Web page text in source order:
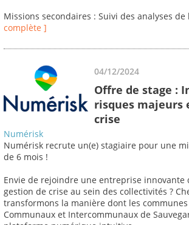
Missions secondaires : Suivi des analyses de
complète ]
04/12/2024
Offre de stage :
risques majeurs
crise
Numérisk
Numérisk recrute un(e) stagiaire pour une
de 6 mois !
Envie de rejoindre une entreprise
gestion de crise au sein des collectivités ?
transformons la manière dont les
Communaux et Intercommunaux de